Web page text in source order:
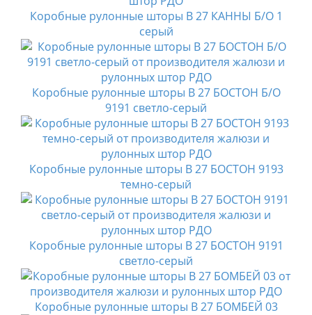
Коробные рулонные шторы B 27 КАННЫ Б/О 1
серый
Коробные рулонные шторы B 27 БОСТОН Б/О
9191 светло-серый
Коробные рулонные шторы B 27 БОСТОН 9193
темно-серый
Коробные рулонные шторы B 27 БОСТОН 9191
светло-серый
Коробные рулонные шторы B 27 БОМБЕЙ 03